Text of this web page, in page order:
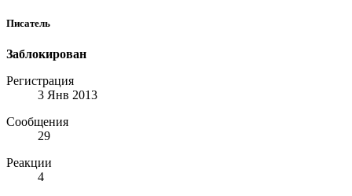
Писатель
Заблокирован
Регистрация
3 Янв 2013
Сообщения
29
Реакции
4